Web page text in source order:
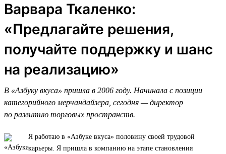
Варвара Ткаленко:
«Предлагайте решения,
получайте поддержку и шанс
на реализацию»
В «Азбуку вкуса» пришла в 2006 году. Начинала с позиции
категорийного мерчандайзера, сегодня — директор
по развитию торговых пространств.
Я работаю в «Азбуке вкуса» половину своей трудовой
карьеры. Я пришла в компанию на этапе становления